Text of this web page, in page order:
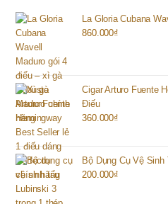
La Gloria Cubana
860.000₫
Cigar Arturo Fuente
Điếu
360.000₫
Bộ Dụng Cụ Vệ Sinh
200.000₫